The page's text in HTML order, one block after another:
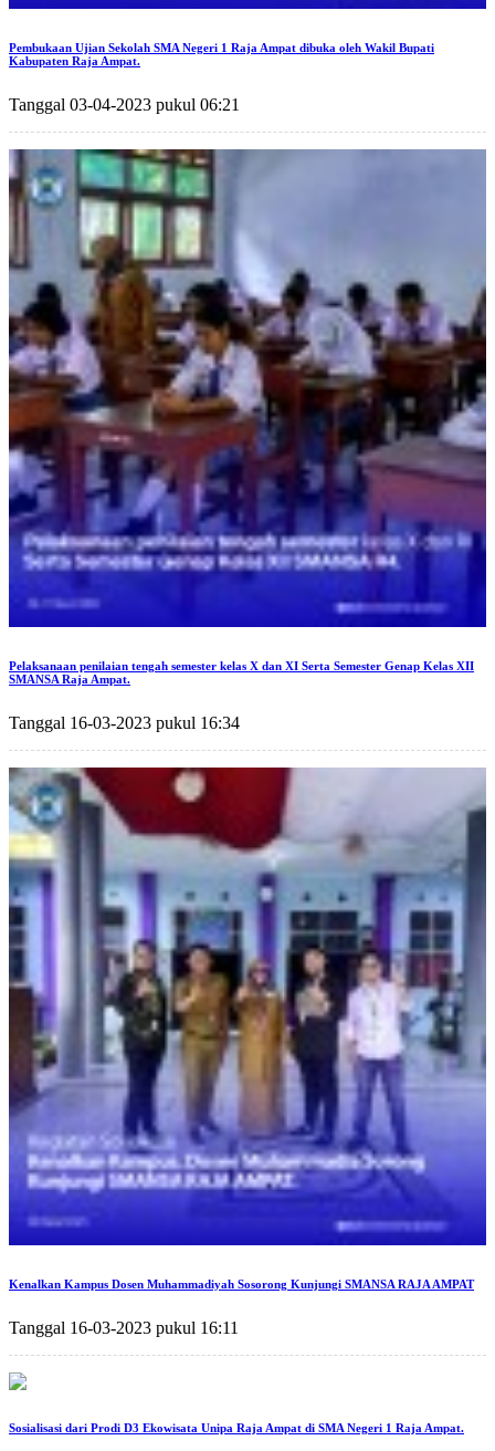
Pembukaan Ujian Sekolah SMA Negeri 1 Raja Ampat dibuka oleh Wakil Bupati
Kabupaten Raja Ampat.
Tanggal 03-04-2023 pukul 06:21
Pelaksanaan penilaian tengah semester kelas X dan XI Serta Semester Genap Kelas XII
SMANSA Raja Ampat.
Tanggal 16-03-2023 pukul 16:34
Kenalkan Kampus Dosen Muhammadiyah Sosorong Kunjungi SMANSA RAJA AMPAT
Tanggal 16-03-2023 pukul 16:11
Sosialisasi dari Prodi D3 Ekowisata Unipa Raja Ampat di SMA Negeri 1 Raja Ampat.